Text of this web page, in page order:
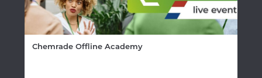
Chemrade Offline Academy